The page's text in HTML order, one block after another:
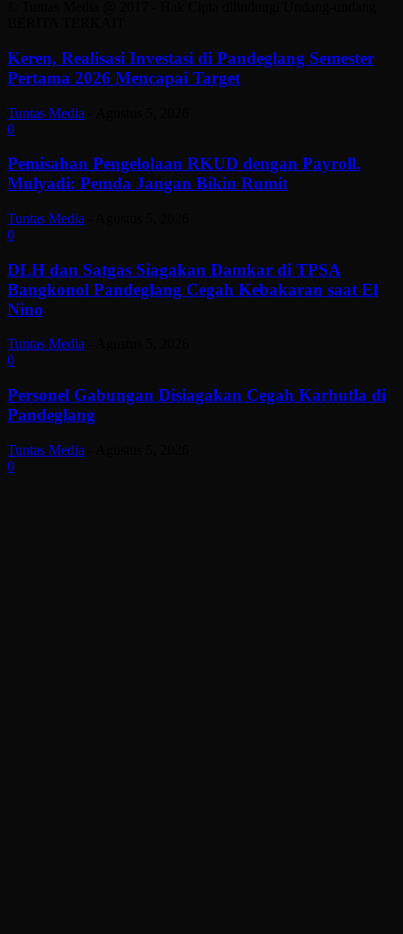
Keren, Realisasi Investasi di Pandeglang Semester
Pertama 2026 Mencapai Target
Tuntas Media
0
Pemisahan Pengelolaan RKUD dengan Payroll.
Mulyadi: Pemda Jangan Bikin Rumit
Tuntas Media
0
DLH dan Satgas Siagakan Damkar di TPSA
Bangkonol Pandeglang Cegah Kebakaran saat El
Nino
Tuntas Media
0
Personel Gabungan Disiagakan Cegah Karhutla di
Pandeglang
Tuntas Media
0